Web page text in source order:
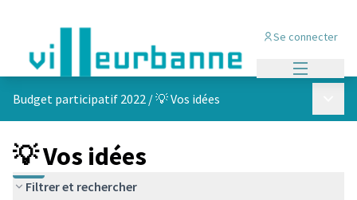
Se connecter
Budget participatif 2022 /💡 Vos idées
💡 Vos idées
Filtrer et rechercher